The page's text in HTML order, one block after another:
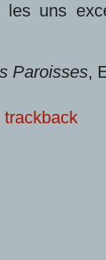
les uns
Paroisses,
trackback